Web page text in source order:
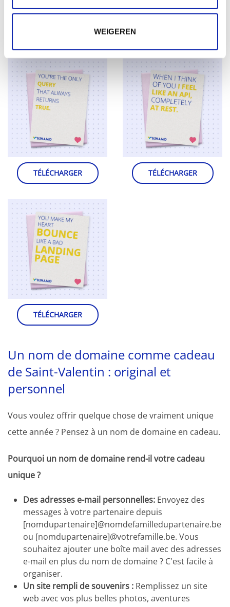
WEIGEREN
TÉLÉCHARGER TÉLÉCHARGER
TÉLÉCHARGER
Un nom de domaine comme cadeau
de Saint-Valentin : original et
personnel
Vous voulez offrir quelque chose de vraiment unique
cette année ? Pensez à un nom de domaine en cadeau.
Pourquoi un nom de domaine rend-il votre cadeau
unique ?
Des adresses e-mail personnelles: Envoyez des
messages à votre partenaire depuis
[nomdupartenaire]@nomdefamilledupartenaire.be
ou [nomdupartenaire]@votrefamille.be. Vous
souhaitez ajouter une boîte mail avec des adresses
e-mail en plus du nom de domaine ? C'est facile à
organiser.
Un site rempli de souvenirs : Remplissez un site
web avec vos plus belles photos, aventures